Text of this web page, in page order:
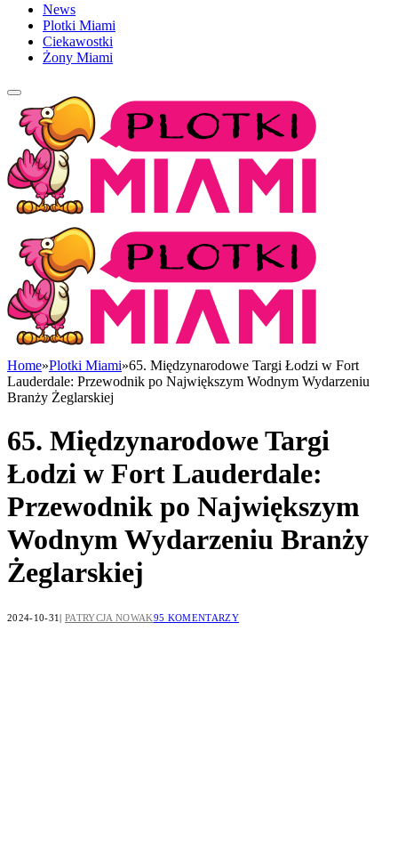
News
Plotki Miami
Ciekawostki
Żony Miami
Home»Plotki Miami»65. Międzynarodowe Targi Łodzi w Fort
Lauderdale: Przewodnik po Największym Wodnym Wydarzeniu
Branży Żeglarskiej
65. Międzynarodowe Targi
Łodzi w Fort Lauderdale:
Przewodnik po Największym
Wodnym Wydarzeniu Branży
Żeglarskiej
2024-10-31 PATRYCJA NOWAK95 KOMENTARZY